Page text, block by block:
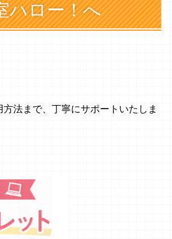
ハロー！へ
法まで、丁寧にサポートいたしま